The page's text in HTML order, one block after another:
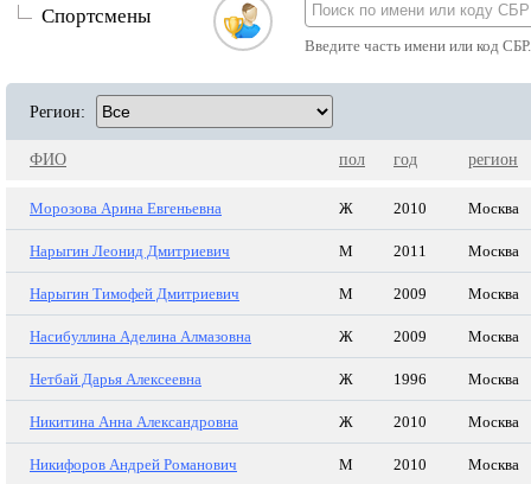
Спортсмены
Введите часть имени или код
Регион:
ФИО пол год регион
Морозова Арина Евгеньевна Ж 2010 Москва
Нарыгин Леонид Дмитриевич М 2011 Москва
Нарыгин Тимофей Дмитриевич М 2009 Москва
Насибуллина Аделина Алмазовна Ж 2009 Москва
Нетбай Дарья Алексеевна Ж 1996 Москва
Никитина Анна Александровна Ж 2010 Москва
Никифоров Андрей Романович М 2010 Москва